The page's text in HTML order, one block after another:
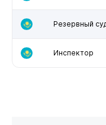
Резервный
Инспектор